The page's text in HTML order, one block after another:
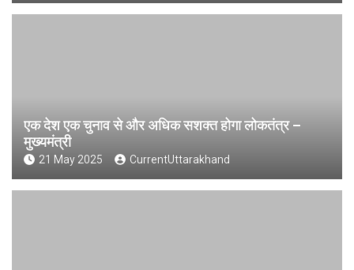
एक देश एक चुनाव से और अधिक सशक्त होगा लोकतंत्र –
मुख्यमंत्री
21 May 2025 CurrentUttarakhand